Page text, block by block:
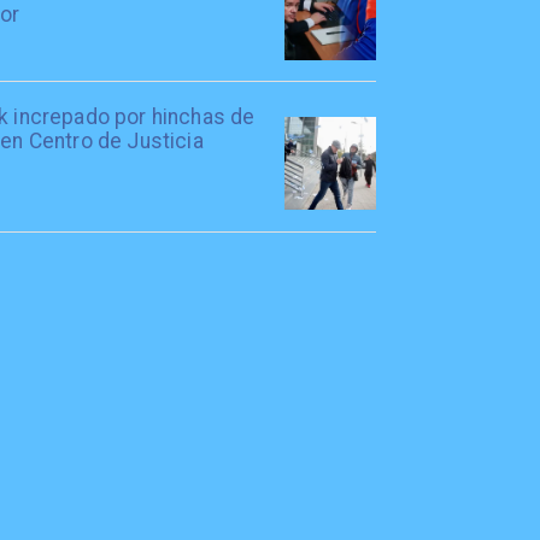
increpado por hinchas de
Centro de Justicia